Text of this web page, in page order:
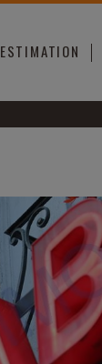
ESTIMATION